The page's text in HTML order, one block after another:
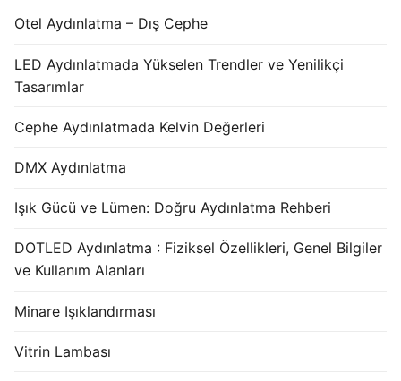
Otel Aydınlatma – Dış Cephe
LED Aydınlatmada Yükselen Trendler ve Yenilikçi
Tasarımlar
Cephe Aydınlatmada Kelvin Değerleri
DMX Aydınlatma
Işık Gücü ve Lümen: Doğru Aydınlatma Rehberi
DOTLED Aydınlatma : Fiziksel Özellikleri, Genel Bilgiler
ve Kullanım Alanları
Minare Işıklandırması
Vitrin Lambası